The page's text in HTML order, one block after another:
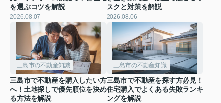
を選ぶコツを解説
2026.08.07
スクと対策を解説
2026.08.06
三島市の不動産知識
三島市で不動産を購入したい方
へ！土地探しで優先順位を決め
る方法を解説
三島市の不動産知識
三島市で不動産を探す方必見！
住宅購入でよくある失敗ランキ
ングを解説